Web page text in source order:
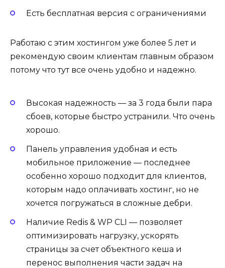
Есть бесплатная версия с ограничениями
Работаю с этим хостингом уже более 5 лет и
рекомендую своим клиентам главным образом
потому что тут все очень удобно и надежно.
Высокая надежность — за 3 года были пара
сбоев, которые быстро устранили. Что очень
хорошо.
Панель управления удобная и есть
мобильное приложение — последнее
особенно хорошо подходит для клиентов,
которым надо оплачивать хостинг, но не
хочется погружаться в сложные дебри.
Наличие Redis & WP CLI — позволяет
оптимизировать нагрузку, ускорять
страницы за счет объектного кеша и
перенос выполнения части задач на